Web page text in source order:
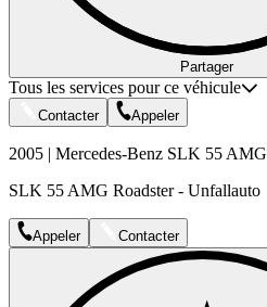
Partager
Tous les services pour ce véhicule
Contacter Appeler
2005 | Mercedes-Benz SLK 55 AMG
SLK 55 AMG Roadster - Unfallauto
Appeler Contacter